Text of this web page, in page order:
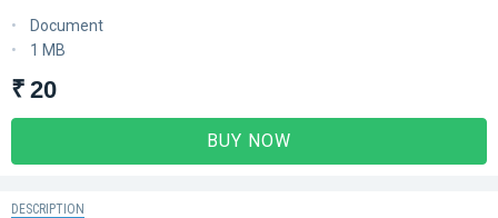
Document
1 MB
₹ 20
BUY NOW
DESCRIPTION